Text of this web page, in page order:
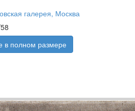
галерея, Москва
в полном размере